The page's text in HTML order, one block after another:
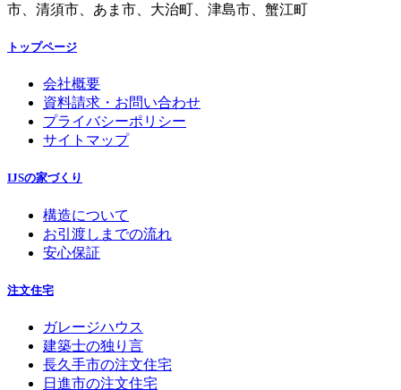
市、清須市、あま市、大治町、津島市、蟹江町
トップページ
会社概要
資料請求・お問い合わせ
プライバシーポリシー
サイトマップ
IJSの家づくり
構造について
お引渡しまでの流れ
安心保証
注文住宅
ガレージハウス
建築士の独り言
長久手市の注文住宅
日進市の注文住宅